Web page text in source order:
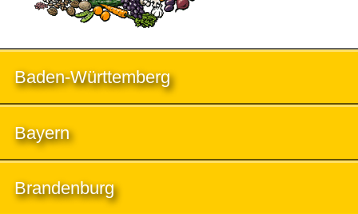
Baden-Württemberg
Bayern
Brandenburg